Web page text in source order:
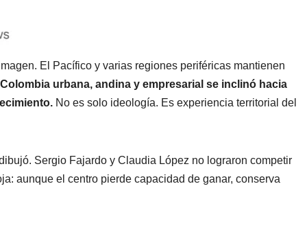
El Pacífico y varias regiones periféricas mantienen
Colombia urbana, andina y empresarial se inclinó hacia
No es solo ideología. Es experiencia territorial del
Sergio Fajardo y Claudia López no lograron competir
aunque el centro pierde capacidad de ganar, conserva